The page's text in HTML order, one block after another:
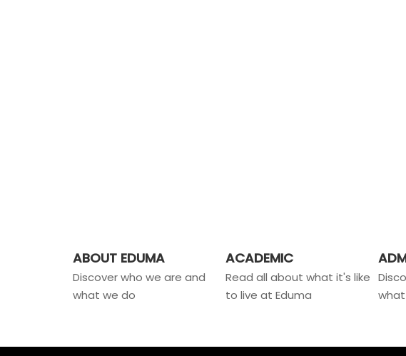
ABOUT EDUMA
Discover who we are and
what we do
ACADEMIC
Read all about what it's like
to live at Eduma